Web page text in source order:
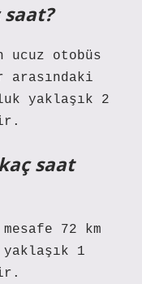
otobüs
yaklaşık 2
saat
72 km
1